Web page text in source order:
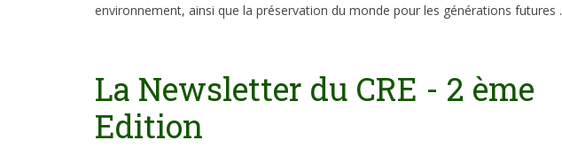
environnement, ainsi que la préservation du monde pour les générations futures .
La Newsletter du CRE - 2 ème
Edition